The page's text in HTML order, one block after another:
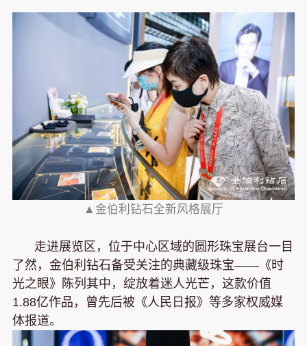
▲金伯利钻石全新风格展厅
走进展览区，位于中心区域的圆形珠宝展台一目
了然，金伯利钻石备受关注的典藏级珠宝——《时
光之眼》陈列其中，绽放着迷人光芒，这款价值
1.88亿作品，曾先后被《人民日报》等多家权威媒
体报道。